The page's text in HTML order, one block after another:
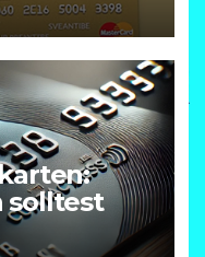
solltest